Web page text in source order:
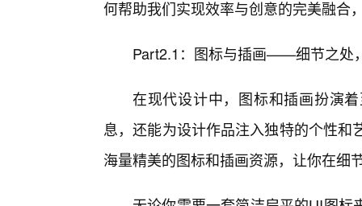
何帮助我们实现效率与创意的完美融合
Part2.1：图标与插画——细节之处
在现代设计中，图标和插画扮演
息，还能为设计作品注入独特的个性和
海量精美的图标和插画资源，让你在细